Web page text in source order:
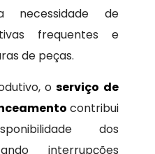
necessidade de
frequentes e
de peças.
oserviço de
contribui
dos
interrupções